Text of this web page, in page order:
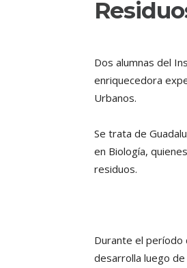
Dos alumnas del
enriquecedora
Urbanos.
Se trata de
en Biología,
residuos.
Durante el período
desarrolla luego de